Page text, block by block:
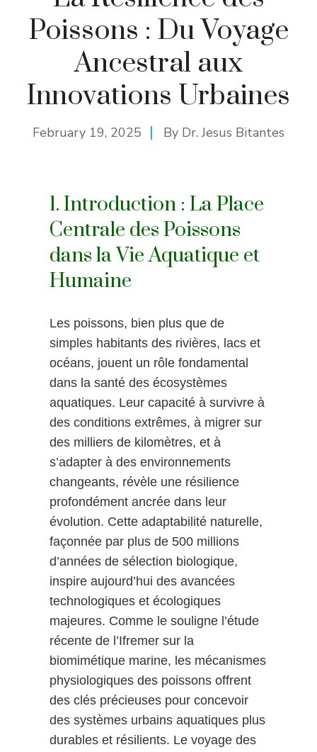
Poissons : Du Voyage
Ancestral aux
Innovations Urbaines
February 19, 2025 By Dr. Jesus Bitantes
1. Introduction : La Place
Centrale des Poissons
dans la Vie Aquatique et
Humaine
Les poissons, bien plus que de
simples habitants des rivières, lacs et
océans, jouent un rôle fondamental
dans la santé des écosystèmes
aquatiques. Leur capacité à survivre à
des conditions extrêmes, à migrer sur
des milliers de kilomètres, et à
s’adapter à des environnements
changeants, révèle une résilience
profondément ancrée dans leur
évolution. Cette adaptabilité naturelle,
façonnée par plus de 500 millions
d’années de sélection biologique,
inspire aujourd’hui des avancées
technologiques et écologiques
majeures. Comme le souligne l’étude
récente de l’Ifremer sur la
biomimétique marine, les mécanismes
physiologiques des poissons offrent
des clés précieuses pour concevoir
des systèmes urbains aquatiques plus
durables et résilients. Le voyage des